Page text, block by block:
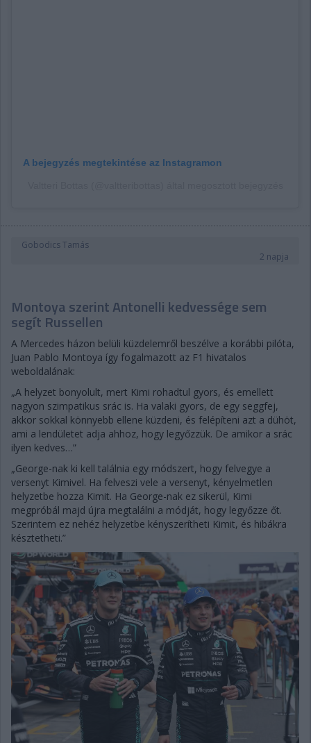
A bejegyzés megtekintése az Instagramon
Gobodics Tamás
2 napja
Montoya szerint Antonelli kedvessége sem
segít Russellen
A Mercedes házon belüli küzdelemről beszélve a korábbi pilóta,
Juan Pablo Montoya így fogalmazott az F1 hivatalos
weboldalának:
„A helyzet bonyolult, mert Kimi rohadtul gyors, és emellett
nagyon szimpatikus srác is. Ha valaki gyors, de egy seggfej,
akkor sokkal könnyebb ellene küzdeni, és felépíteni azt a dühöt,
ami a lendületet adja ahhoz, hogy legyőzzük. De amikor a srác
ilyen kedves…”
„George-nak ki kell találnia egy módszert, hogy felvegye a
versenyt Kimivel. Ha felveszi vele a versenyt, kényelmetlen
helyzetbe hozza Kimit. Ha George-nak ez sikerül, Kimi
megpróbál majd újra megtalálni a módját, hogy legyőzze őt.
Szerintem ez nehéz helyzetbe kényszerítheti Kimit, és hibákra
késztetheti.”